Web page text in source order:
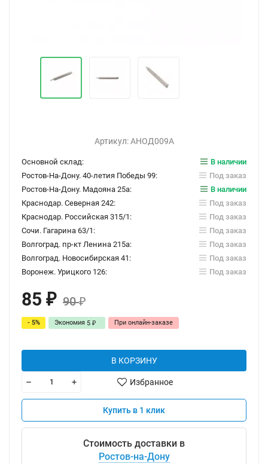
Артикул:АНОД009А
Основной склад:
В наличии
Ростов-На-Дону. 40-летия Победы 99:
Под заказ
Ростов-На-Дону. Мадояна 25а:
В наличии
Краснодар. Северная 242:
Под заказ
Краснодар. Российская 315/1:
Под заказ
Сочи. Гагарина 63/1:
Под заказ
Волгоград. пр-кт Ленина 215а:
Под заказ
Волгоград. Новосибирская 41:
Под заказ
Воронеж. Урицкого 126:
Под заказ
85 ₽ 90₽
- 5% Экономия 5 ₽ При онлайн-заказе
В КОРЗИНУ
Избранное
Купить в 1 клик
Стоимость доставки в
Ростов-на-Дону